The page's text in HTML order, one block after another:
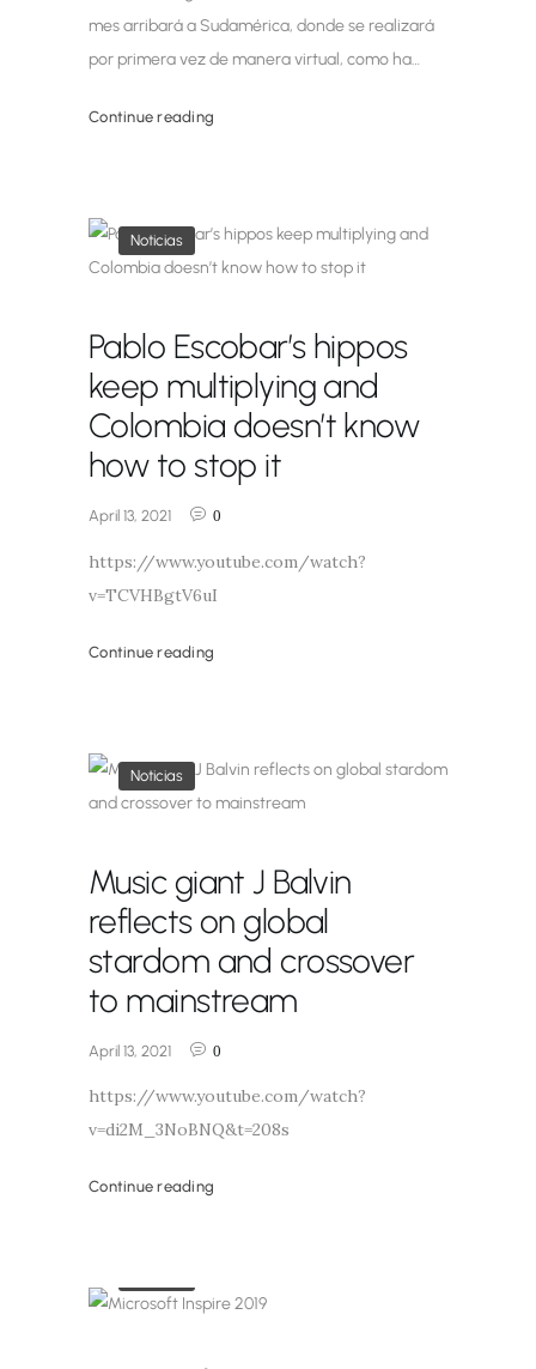
mes arribará a Sudamérica, donde se realizará
por primera vez de manera virtual, como ha…
Continue reading
Noticias
Pablo Escobar’s hippos
keep multiplying and
Colombia doesn’t know
how to stop it
April 13, 2021 0
https://www.youtube.com/watch?
v=TCVHBgtV6uI
Continue reading
Noticias
Music giant J Balvin
reflects on global
stardom and crossover
to mainstream
April 13, 2021 0
https://www.youtube.com/watch?
v=di2M_3NoBNQ&t=208s
Continue reading